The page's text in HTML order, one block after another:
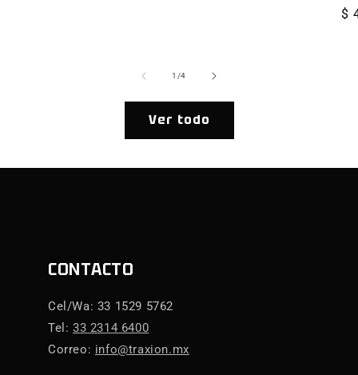
$
1 /de
4
Ver todo
CONTACTO
Cel/Wa: 33 1529 5762
Tel:33 2314 6400
Correo: info@traxion.mx